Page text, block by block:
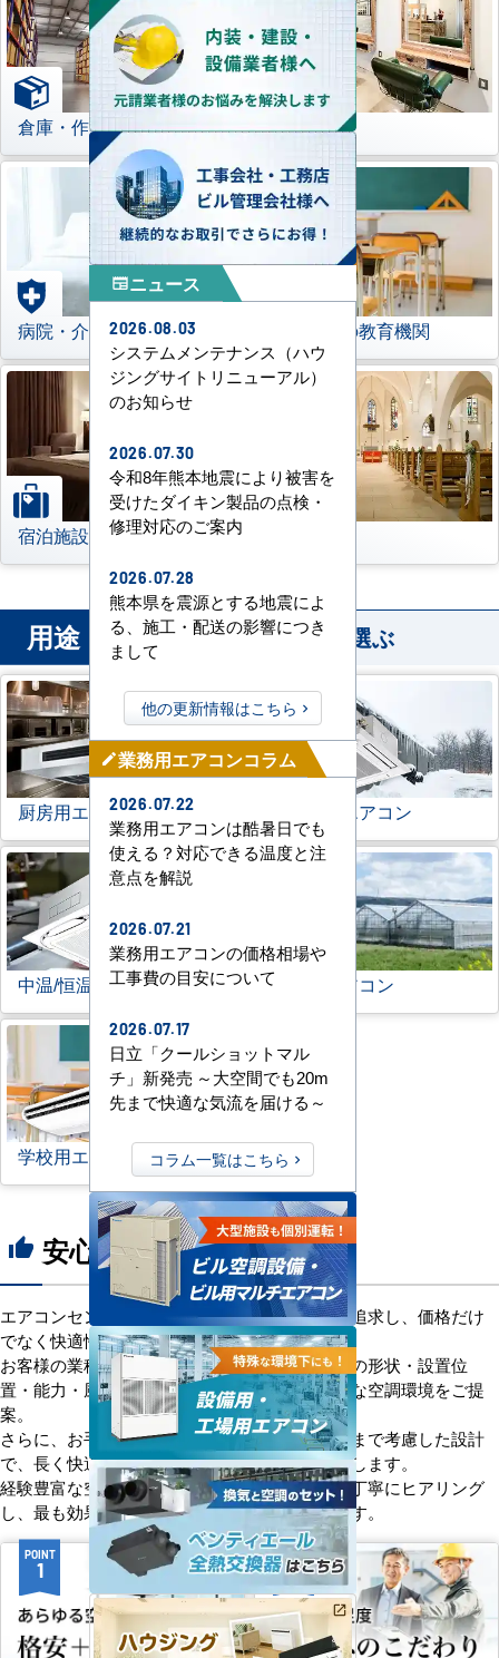
倉庫・作業場 理美容室
病院・介護施設 学校などの教育機関
宿泊施設
用途 から業務用エアコンを選ぶ
厨房用エアコン 寒冷地用エアコン
中温/恒温用エアコン 農業用エアコン
学校用エアコン
thumb_up 安心の8つのポイント
エアコンセンターACは、「格安＋α」の価値を追求し、価格だけ
でなく快適性と機能性にもこだわっています。
お客様の業種や施設の形態に合わせて、室内機の形状・設置位
置・能力・風向きなどを総合的に検討し、最適な空調環境をご提
案。
さらに、お手入れのしやすさやメンテナンス性まで考慮した設計
で、長く快適にご使用いただけるようサポートします。
経験豊富な空調技術者が現場の状況やご要望を丁寧にヒアリング
し、最も効果的で効率的なプランをお届けします。
POINT
1
POINT
2
newspaperニュース
2026.08.03
システムメンテナンス（ハウ
ジングサイトリニューアル）
のお知らせ
2026.07.30
令和8年熊本地震により被害を
受けたダイキン製品の点検・
修理対応のご案内
2026.07.28
熊本県を震源とする地震によ
る、施工・配送の影響につき
まして
他の更新情報はこちら
mode_edit業務用エアコンコラム
2026.07.22
業務用エアコンは酷暑日でも
使える？対応できる温度と注
意点を解説
2026.07.21
業務用エアコンの価格相場や
工事費の目安について
2026.07.17
日立「クールショットマル
チ」新発売 ～大空間でも20m
先まで快適な気流を届ける～
コラム一覧はこちら